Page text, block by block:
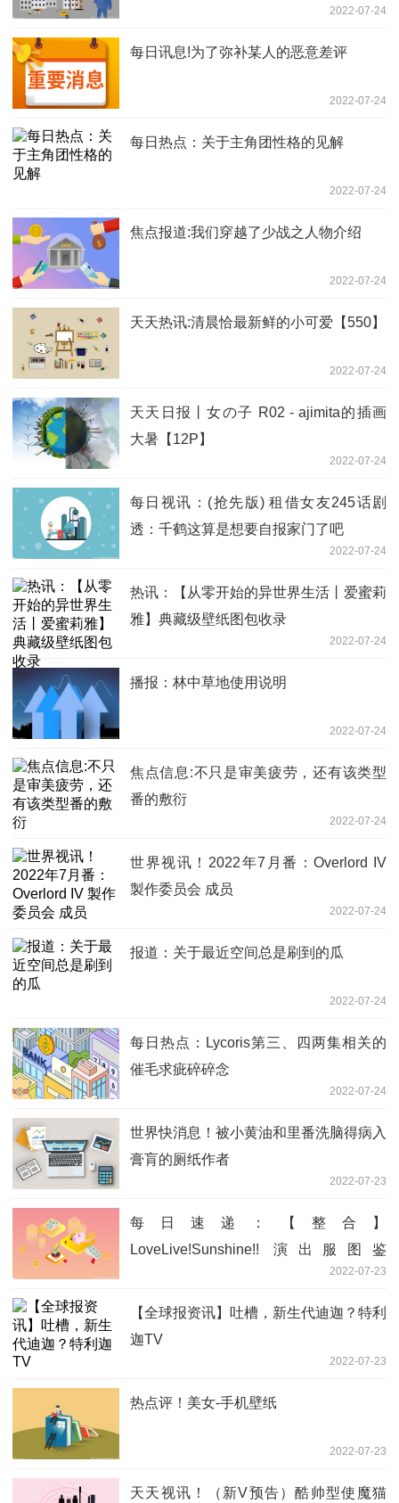
2022-07-24
每日讯息!为了弥补某人的恶意差评
2022-07-24
每日热点：关于主角团性格的见解
2022-07-24
焦点报道:我们穿越了少战之人物介绍
2022-07-24
天天热讯:清晨恰最新鲜的小可爱【550】
2022-07-24
天天日报丨女の子 R02 - ajimita的插画
大暑【12P】
2022-07-24
每日视讯：(抢先版) 租借女友245话剧
透：千鹤这算是想要自报家门了吧
2022-07-24
热讯：【从零开始的异世界生活丨爱蜜莉
雅】典藏级壁纸图包收录
2022-07-24
播报：林中草地使用说明
2022-07-24
焦点信息:不只是审美疲劳，还有该类型
番的敷衍
2022-07-24
世界视讯！2022年7月番：Overlord IV
製作委员会 成员
2022-07-24
报道：关于最近空间总是刷到的瓜
2022-07-24
每日热点：Lycoris第三、四两集相关的
催毛求疵碎碎念
2022-07-24
世界快消息！被小黄油和里番洗脑得病入
膏肓的厕纸作者
2022-07-23
每日速递：【整合】
LoveLive!Sunshine!! 演出服图鉴
2022-07-23
【全球报资讯】吐槽，新生代迪迦？特利
迦TV
2022-07-23
热点评！美女-手机壁纸
2022-07-23
天天视讯！（新V预告）酷帅型使魔猫